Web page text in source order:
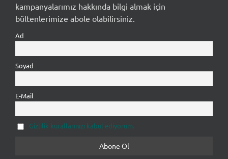
kampanyalarımız hakkında bilgi almak için
bültenlerimize abole olabilirsiniz.
Ad
Soyad
E-Mail
Gizlilik kurallarınızı kabul ediyorum.